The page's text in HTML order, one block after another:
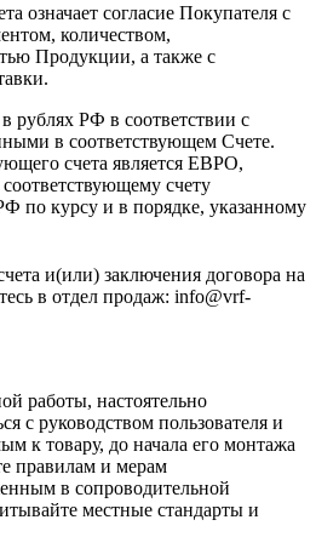
означает согласие Покупателя с
количеством,
Продукции, а также с
рублях РФ в соответствии с
в соответствующем Счете.
счета является ЕВРО,
cчету
по курсу и в порядке, указанному
и(или) заключения договора на
в отдел продаж: info@vrf-
работы, настоятельно
с руководством пользователя и
к товару, до начала его монтажа
правилам и мерам
в сопроводительной
местные стандарты и